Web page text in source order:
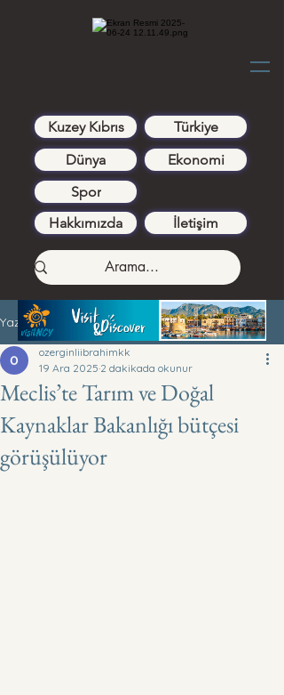
Kuzey Kıbrıs
Türkiye
Dünya
Ekonomi
Spor
Hakkımızda
İletişim
Yazı
Meclis’te Tarım ve Doğal
Kaynaklar Bakanlığı bütçesi
görüşülüyor
ozerginliibrahimkk
19 Ara 2025 2 dakikada okunur